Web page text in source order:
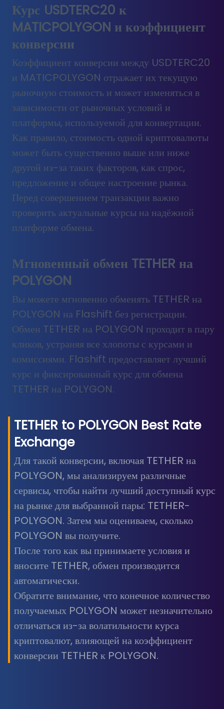
Курс USDTERC20 к
MATICPOLYGON и коэффициент
конверсии
Коэффициент конверсии между USDTERC20
и MATICPOLYGON отражает их текущую
рыночную стоимость и может изменяться в
зависимости от рыночных условий и
платформы, используемой для конвертации.
Как правило, стоимость одной криптовалюты
может быть существенно выше или ниже
другой из-за таких факторов, как спрос,
предложение и общее настроение рынка.
Перед совершением транзакции важно
проверить актуальные курсы на надёжной
платформе обмена.
Мгновенный обмен TETHER на
POLYGON
Вы можете мгновенно обменять TETHER на
POLYGON на Flashift без регистрации.
Обмен TETHER на POLYGON проходит в пару
кликов, устраняя все хлопоты с курсами и
комиссиями. Flashift предоставляет лучший
курс и фиксированный курс для обмена
TETHER на POLYGON.
TETHER to POLYGON Best Rate
Exchange
Для такой конверсии, включая TETHER на
POLYGON, мы анализируем различные
сервисы, чтобы найти лучший доступный курс
на рынке для выбранной пары: TETHER-
POLYGON. Затем мы оцениваем, сколько
POLYGON вы получите.
После того как вы принимаете условия и
вносите TETHER, обмен производится
автоматически.
Обратите внимание, что конечное количество
получаемых POLYGON может незначительно
отличаться из-за волатильности курса
криптовалют, влияющей на коэффициент
конверсии TETHER к POLYGON.